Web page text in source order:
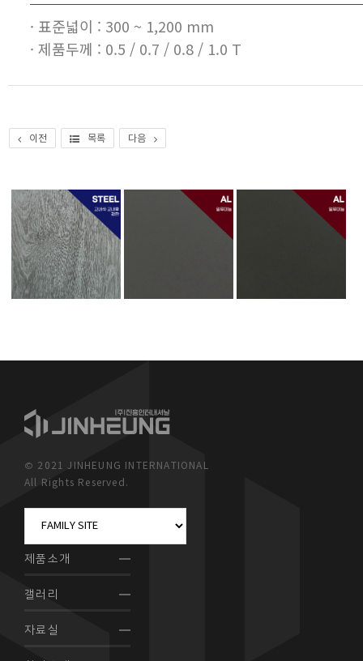
· 표준넓이 : 300 ~ 1,200 mm
· 제품두께 : 0.5 / 0.7 / 0.8 / 1.0 T
이전 목록 다음
© 2021 JINHEUNG INTERNATIONAL
All Rights Reserved.
제품소개
갤러리
자료실